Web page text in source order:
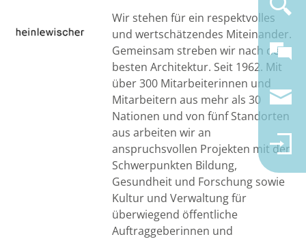
Wir stehen für ein respektvolles
und wertschätzendes Miteinander.
Gemeinsam streben wir nach der
besten Architektur. Seit 1962. Mit
über 300 Mitarbeiterinnen und
Mitarbeitern aus mehr als 30
Nationen und von fünf Standorten
aus arbeiten wir an
anspruchsvollen Projekten mit den
Schwerpunkten Bildung,
Gesundheit und Forschung sowie
Kultur und Verwaltung für
überwiegend öffentliche
Auftraggeberinnen und